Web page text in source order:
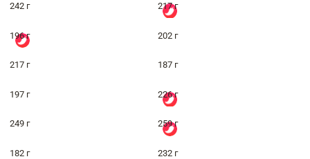
242 г 217 г
196 г 202 г
217 г 187 г
197 г 226 г
249 г 259 г
182 г 232 г